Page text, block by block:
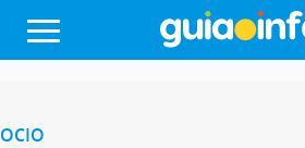
OCIO